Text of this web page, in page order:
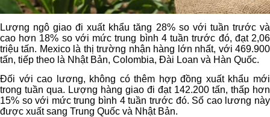
Lượng ngô giao đi xuất khẩu tăng 28% so với tuần trước và
cao hơn 18% so với mức trung bình 4 tuần trước đó, đạt 2,06
triệu tấn. Mexico là thị trường nhận hàng lớn nhất, với 469.900
tấn, tiếp theo là Nhật Bản, Colombia, Đài Loan và Hàn Quốc.
Đối với cao lương, không có thêm hợp đồng xuất khẩu mới
trong tuần qua. Lượng hàng giao đi đạt 142.200 tấn, thấp hơn
15% so với mức trung bình 4 tuần trước đó. Số cao lương này
được xuất sang Trung Quốc và Nhật Bản.